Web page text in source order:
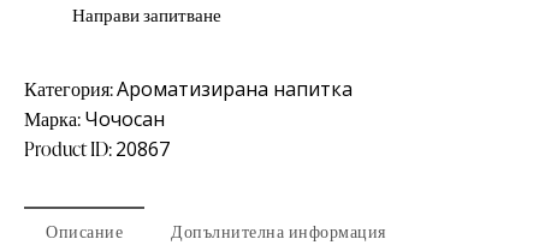
Категория:Ароматизирана напитка
Марка:Чочосан
Product ID:20867
Описание Допълнителна информация